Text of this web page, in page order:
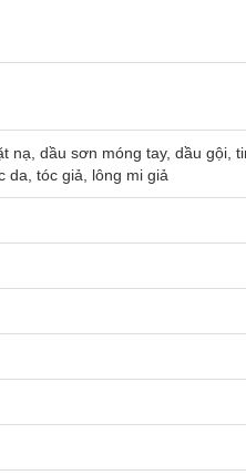
dầu sơn móng tay, dầu gội,
da, tóc giả, lông mi giả